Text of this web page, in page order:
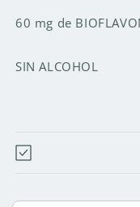
60 mg de
SIN ALCOHOL